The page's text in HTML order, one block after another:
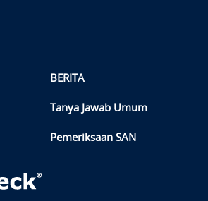
BERITA
Tanya Jawab Umum
Pemeriksaan SAN